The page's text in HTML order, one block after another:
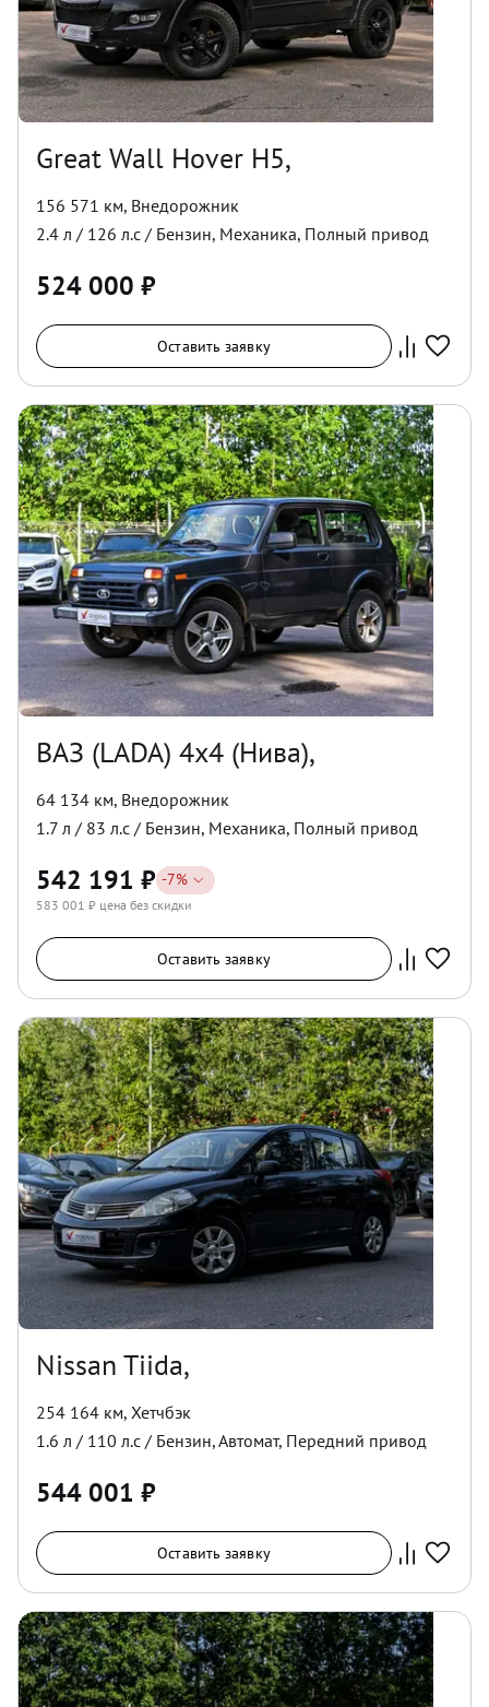
Great Wall Hover H5,
156 571 км, Внедорожник
2.4 л / 126 л.с / Бензин, Механика, Полный привод
524 000 ₽
Оставить заявку
ВАЗ (LADA) 4x4 (Нива),
64 134 км, Внедорожник
1.7 л / 83 л.с / Бензин, Механика, Полный привод
542 191 ₽ -7%
583 001 ₽ цена без скидки
Оставить заявку
Nissan Tiida,
254 164 км, Хетчбэк
1.6 л / 110 л.с / Бензин,Автомат, Передний привод
544 001 ₽
Оставить заявку